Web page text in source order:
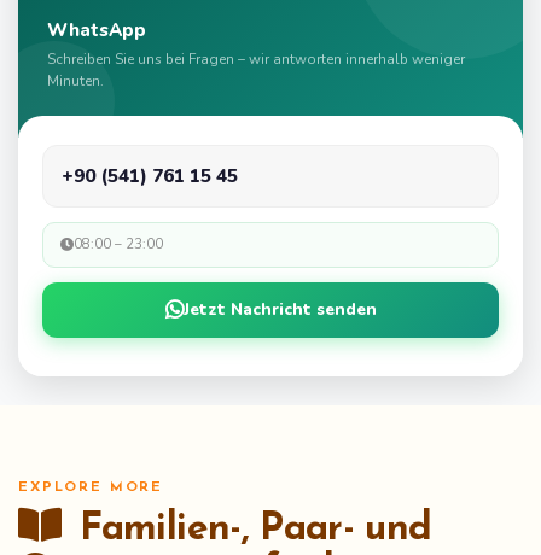
WhatsApp
Schreiben Sie uns bei Fragen – wir antworten innerhalb weniger
Minuten.
+90 (541) 761 15 45
08:00 – 23:00
Jetzt Nachricht senden
EXPLORE MORE
Familien-, Paar- und